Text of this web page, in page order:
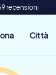
recensioni
Città